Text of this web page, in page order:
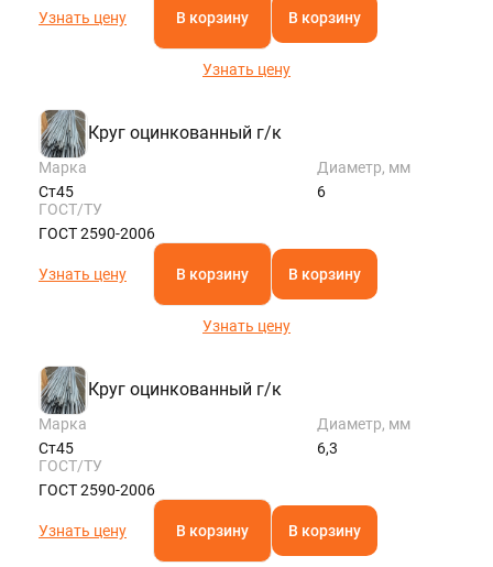
Узнать цену В корзину В корзину
Узнать цену
Круг оцинкованный г/к
Марка
Ст45
Диаметр, мм
6
ГОСТ/ТУ
ГОСТ 2590-2006
Узнать цену В корзину В корзину
Узнать цену
Круг оцинкованный г/к
Марка
Ст45
Диаметр, мм
6,3
ГОСТ/ТУ
ГОСТ 2590-2006
Узнать цену В корзину В корзину